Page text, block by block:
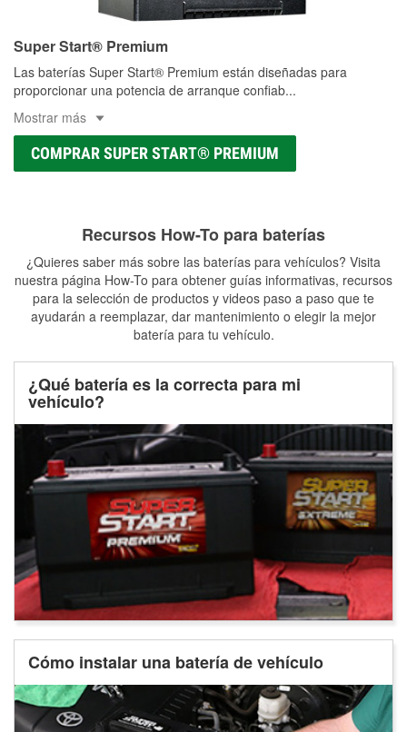
Super Start® Premium
Las baterías Super Start® Premium están diseñadas para
proporcionar una potencia de arranque confiab...
Mostrar más
COMPRAR SUPER START® PREMIUM
Recursos How-To para baterías
¿Quieres saber más sobre las baterías para vehículos? Visita
nuestra página How-To para obtener guías informativas, recursos
para la selección de productos y videos paso a paso que te
ayudarán a reemplazar, dar mantenimiento o elegir la mejor
batería para tu vehículo.
¿Qué batería es la correcta para mi
vehículo?
Cómo instalar una batería de vehículo